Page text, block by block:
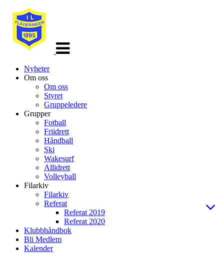
Nyheter
Om oss
Om oss
Styret
Gruppeledere
Grupper
Fotball
Friidrett
Håndball
Ski
Wakesurf
Allidrett
Volleyball
Filarkiv
Filarkiv
Referat
Referat 2019
Referat 2020
Klubbhåndbok
Bli Medlem
Kalender